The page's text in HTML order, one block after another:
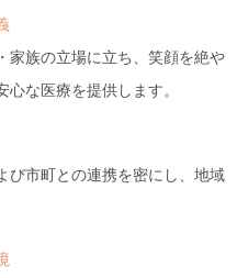
家族の立場に立ち、笑顔を絶や
な医療を提供します。
び市町との連携を密にし、地域